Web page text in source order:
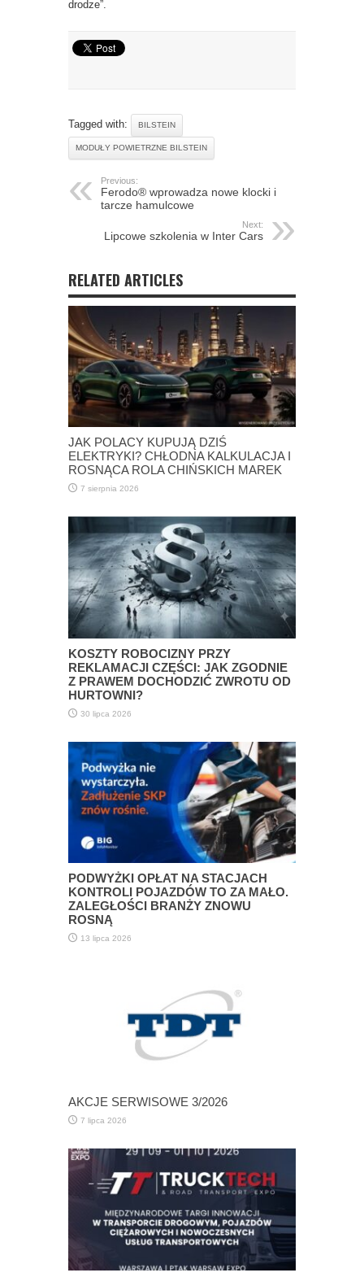
drodze”.
Tagged with: BILSTEIN
MODUŁY POWIETRZNE BILSTEIN
Previous:
Ferodo® wprowadza nowe klocki i
tarcze hamulcowe
Next:
Lipcowe szkolenia w Inter Cars
RELATED ARTICLES
JAK POLACY KUPUJĄ DZIŚ
ELEKTRYKI? CHŁODNA KALKULACJA I
ROSNĄCA ROLA CHIŃSKICH MAREK
7 sierpnia 2026
KOSZTY ROBOCIZNY PRZY
REKLAMACJI CZĘŚCI: JAK ZGODNIE
Z PRAWEM DOCHODZIĆ ZWROTU OD
HURTOWNI?
30 lipca 2026
PODWYŻKI OPŁAT NA STACJACH
KONTROLI POJAZDÓW TO ZA MAŁO.
ZALEGŁOŚCI BRANŻY ZNOWU
ROSNĄ
13 lipca 2026
AKCJE SERWISOWE 3/2026
7 lipca 2026